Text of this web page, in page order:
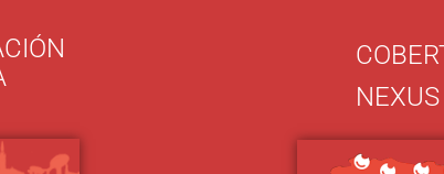
NEXUS